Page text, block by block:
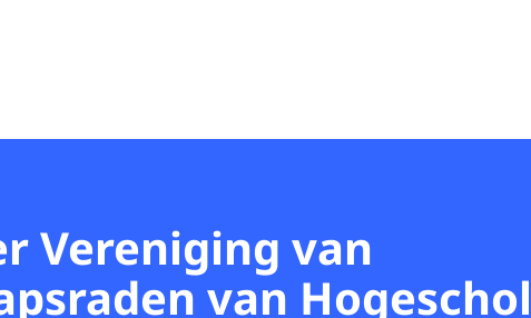
Vereniging van
van